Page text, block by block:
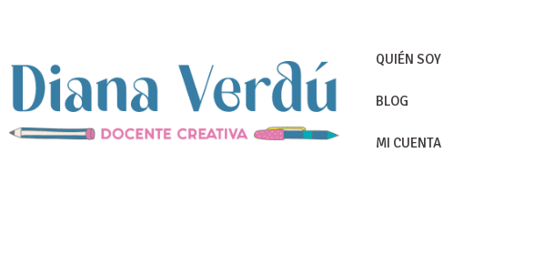
QUIÉN SOY
BLOG
MI CUENTA